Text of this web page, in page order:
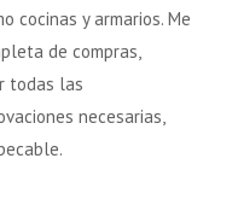
cocinas y armarios. Me
de compras,
todas las
necesarias,